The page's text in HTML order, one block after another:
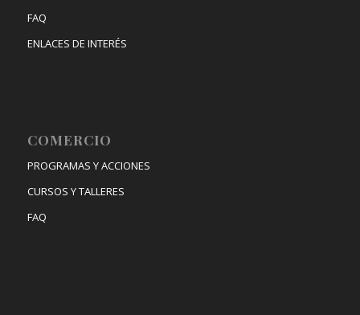
FAQ
ENLACES DE INTERÉS
COMERCIO
PROGRAMAS Y ACCIONES
CURSOS Y TALLERES
FAQ